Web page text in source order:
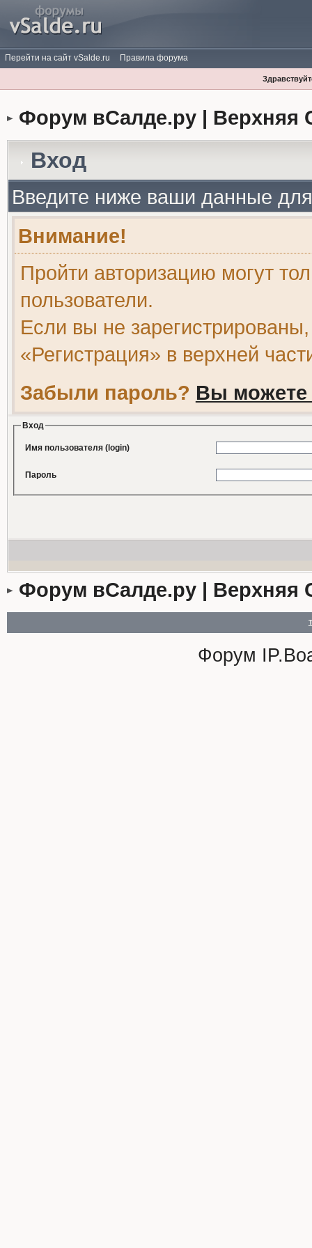
Перейти на сайт vSalde.ru Правила форума
Форум вСалде.ру | Верхняя
Вход
Введите ниже ваши данные
Внимание!
Пройти авторизацию могут
пользователи.
Если вы не
«Регистрация» в верхней
Забыли пароль? Вы можете
Вход
Имя пользователя (login)
Пароль
Форум вСалде.ру | Верхняя
Форум